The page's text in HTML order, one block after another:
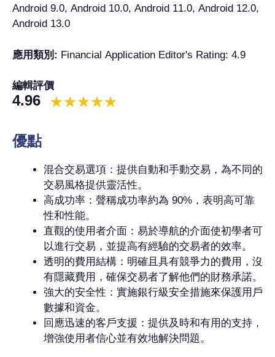
Android 9.0, Android 10.0, Android 11.0, Android 12.0,
Android 13.0
應用類別: Financial Application Editor's Rating: 4.9
編輯評價
4.96
優點
混合交易選項：提供自動和手動交易，為不同的
交易風格提供靈活性。
高成功率：聲稱成功率約為 90%，表明高可靠
性和性能。
直觀的使用者介面：易於導航的介面使初學者可
以進行交易，並提高有經驗的交易者的效率。
透明的費用結構：明確且具有競爭力的費用，沒
有隱藏費用，確保交易者了解他們的財務承諾。
強大的安全性：實施銀行級安全措施來保護用戶
數據和資金。
回應迅速的客戶支援：提供及時和有用的支持，
增強使用者信心並有效地解決問題。